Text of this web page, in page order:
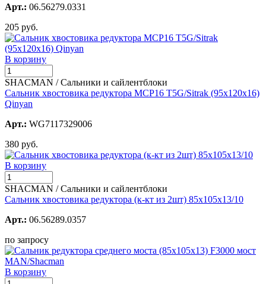
Арт.: 06.56279.0331
205 руб.
В корзину
SHACMAN / Сальники и сайлентблоки
Сальник хвостовика редуктора MCP16 T5G/Sitrak (95х120х16)
Qinyan
Арт.: WG7117329006
380 руб.
В корзину
SHACMAN / Сальники и сайлентблоки
Сальник хвостовика редуктора (к-кт из 2шт) 85х105х13/10
Арт.: 06.56289.0357
по запросу
В корзину